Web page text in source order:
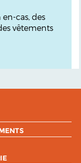
en-cas, des
vêtements